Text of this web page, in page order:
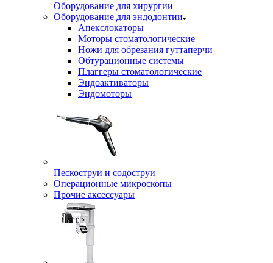
Оборудование для хирургии
Оборудование для эндодонтии
Апекслокаторы
Моторы стоматологические
Ножи для обрезания гуттаперчи
Обтурационные системы
Плаггеры стоматологические
Эндоактиваторы
Эндомоторы
Пескоструи и содоструи
Операционные микроскопы
Прочие аксессуары